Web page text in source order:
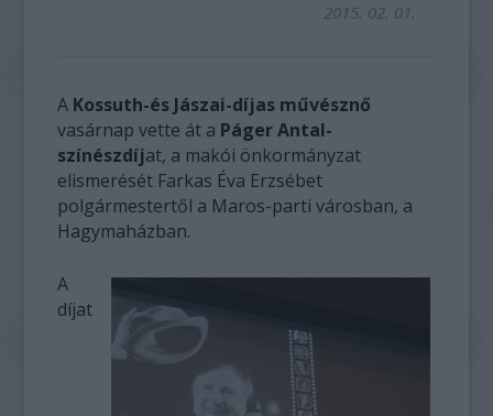
2015. 02. 01.
A Kossuth-és Jászai-díjas művésznő
vasárnap vette át a Páger Antal-
színészdíjat, a makói önkormányzat
elismerését Farkas Éva Erzsébet
polgármestertől a Maros-parti városban, a
Hagymaházban.
A
díjat